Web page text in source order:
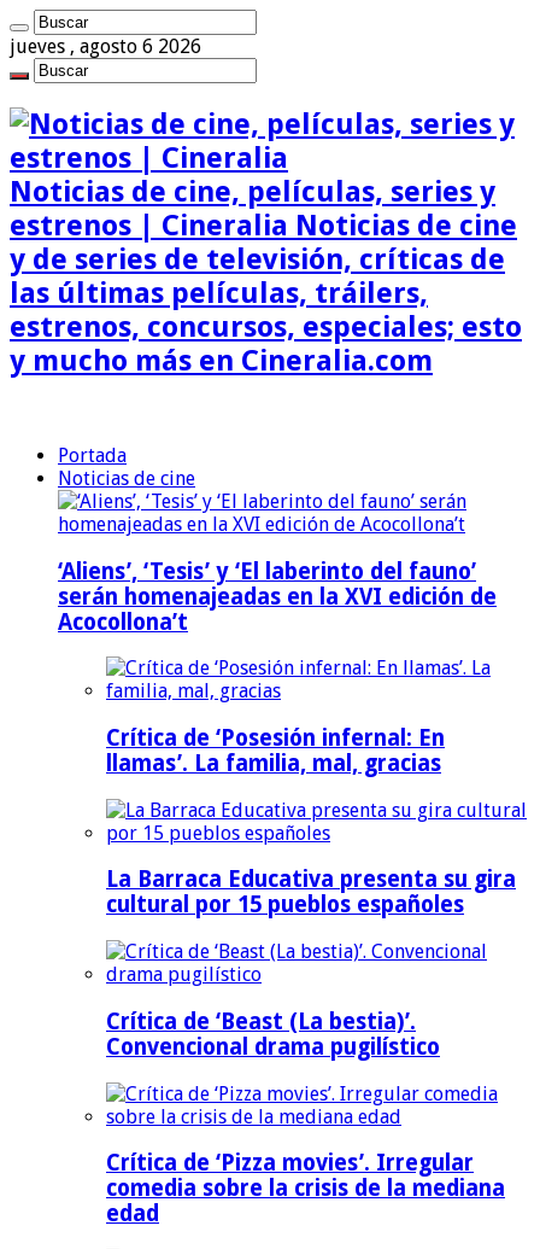
jueves , agosto 6 2026
Noticias de cine, películas, series y
estrenos | Cineralia Noticias de cine
y de series de televisión, críticas de
las últimas películas, tráilers,
estrenos, concursos, especiales; esto
y mucho más en Cineralia.com
Portada
Noticias de cine
‘Aliens’, ‘Tesis’ y ‘El laberinto del fauno’
serán homenajeadas en la XVI edición de
Acocollona’t
Crítica de ‘Posesión infernal: En
llamas’. La familia, mal, gracias
La Barraca Educativa presenta su gira
cultural por 15 pueblos españoles
Crítica de ‘Beast (La bestia)’.
Convencional drama pugilístico
Crítica de ‘Pizza movies’. Irregular
comedia sobre la crisis de la mediana
edad